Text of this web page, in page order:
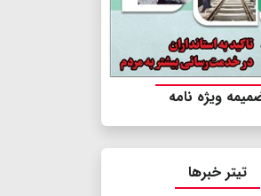
ویژه نامه
تیتر خبرها